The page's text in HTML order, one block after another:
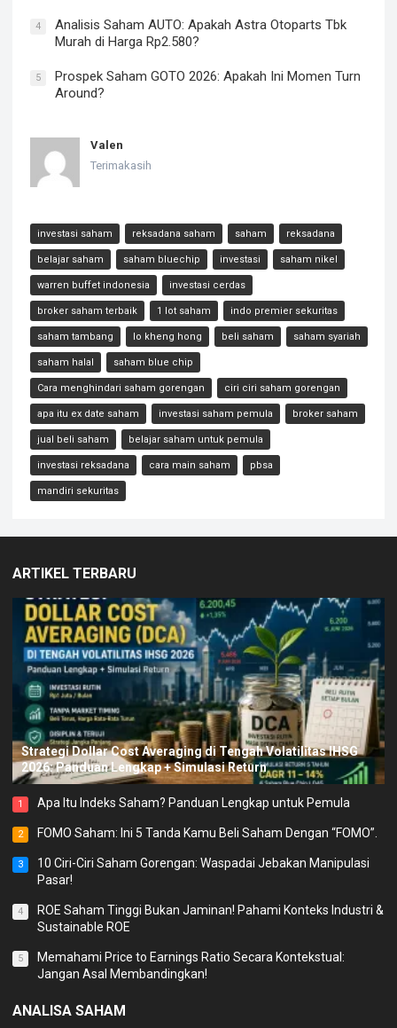
4
Analisis Saham AUTO: Apakah Astra Otoparts Tbk
Murah di Harga Rp2.580?
5
Prospek Saham GOTO 2026: Apakah Ini Momen Turn
Around?
Valen
Terimakasih
investasi saham reksadana saham saham reksadana
belajar saham saham bluechip investasi saham nikel
warren buffet indonesia investasi cerdas
broker saham terbaik 1 lot saham indo premier sekuritas
saham tambang lo kheng hong beli saham saham syariah
saham halal saham blue chip
Cara menghindari saham gorengan ciri ciri saham gorengan
apa itu ex date saham investasi saham pemula broker saham
jual beli saham belajar saham untuk pemula
investasi reksadana cara main saham pbsa
mandiri sekuritas
ARTIKEL TERBARU
Strategi Dollar Cost Averaging di Tengah Volatilitas IHSG
2026: Panduan Lengkap + Simulasi Return
1 Apa Itu Indeks Saham? Panduan Lengkap untuk Pemula
2 FOMO Saham: Ini 5 Tanda Kamu Beli Saham Dengan “FOMO”.
3
10 Ciri-Ciri Saham Gorengan: Waspadai Jebakan Manipulasi
Pasar!
4
ROE Saham Tinggi Bukan Jaminan! Pahami Konteks Industri &
Sustainable ROE
5
Memahami Price to Earnings Ratio Secara Kontekstual:
Jangan Asal Membandingkan!
ANALISA SAHAM